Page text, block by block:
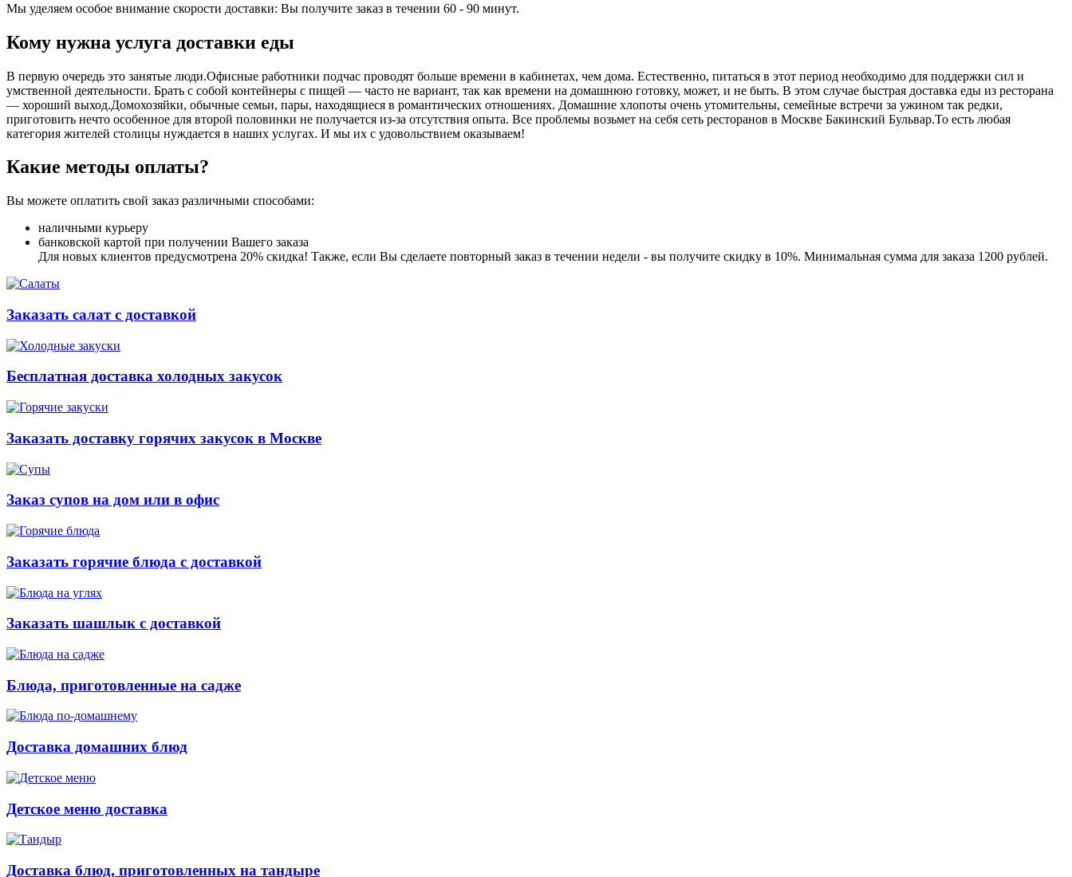
Мы уделяем особое внимание скорости доставки: Вы получите заказ в течении 60 - 90 минут.
Кому нужна услуга доставки еды
В первую очередь это занятые люди.Офисные работники подчас проводят больше времени в кабинетах, чем дома. Естественно, питаться в этот период необходимо для поддержки сил и
умственной деятельности. Брать с собой контейнеры с пищей ― часто не вариант, так как времени на домашнюю готовку, может, и не быть. В этом случае быстрая доставка еды из ресторана
― хороший выход.Домохозяйки, обычные семьи, пары, находящиеся в романтических отношениях. Домашние хлопоты очень утомительны, семейные встречи за ужином так редки,
приготовить нечто особенное для второй половинки не получается из-за отсутствия опыта. Все проблемы возьмет на себя сеть ресторанов в Москве Бакинский Бульвар.То есть любая
категория жителей столицы нуждается в наших услугах. И мы их с удовольствием оказываем!
Какие методы оплаты?
Вы можете оплатить свой заказ различными способами:
наличными курьеру
банковской картой при получении Вашего заказа
Для новых клиентов предусмотрена 20% скидка! Также, если Вы сделаете повторный заказ в течении недели - вы получите скидку в 10%. Минимальная сумма для заказа 1200 рублей.
Заказать салат с доставкой
Бесплатная доставка холодных закусок
Заказать доставку горячих закусок в Москве
Заказ супов на дом или в офис
Заказать горячие блюда с доставкой
Заказать шашлык с доставкой
Блюда, приготовленные на садже
Доставка домашних блюд
Детское меню доставка
Доставка блюд, приготовленных на тандыре